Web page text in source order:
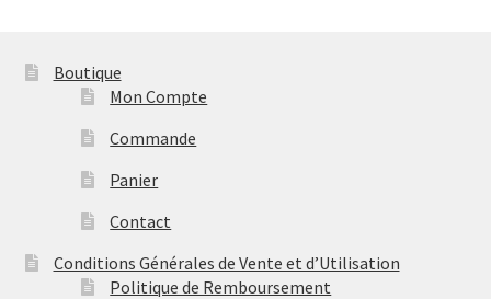
Boutique
Mon Compte
Commande
Panier
Contact
Conditions Générales de Vente et d’Utilisation
Politique de Remboursement